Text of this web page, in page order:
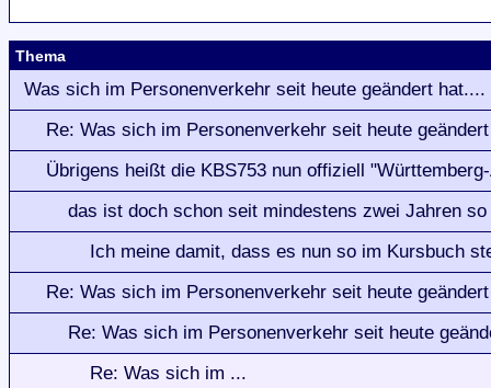
Thema
Was sich im Personenverkehr seit heute geändert hat....
Re: Was sich im Personenverkehr seit heute
Übrigens heißt die KBS753 nun offiziell
das ist doch schon seit mindestens zwei Jahren so
Ich meine damit, dass es nun so im Kursbuch
Re: Was sich im Personenverkehr seit heute
Re: Was sich im Personenverkehr seit heute
Re: Was sich im ...